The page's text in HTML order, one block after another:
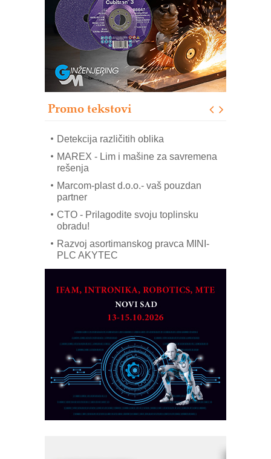
Promo tekstovi
RMQ-TITAN ADVANCED INDICATOR
– Pametna signalizacija za efikasnije
upravljanje mašinama
Sigurnije ispitivanje transformatora u
solarnim elektranama i vetroparkovima
Pranje točkova na gradilištu- standard
modernog i odgovornog građenja
ROSA i SCHUNK podižu proizvodnju
Detekcija različitih oblika
MAREX - Lim i mašine za savremena
rešenja
Marcom-plast d.o.o.- vaš pouzdan
partner
CTO - Prilagodite svoju toplinsku
obradu!
Razvoj asortimanskog pravca MINI-
PLC AKYTEC
dostupan u Srbiji
MOTOMAN – NEXT-Robotika vođena
veštačkom inteligencijom
I.SAFE MOBILE revolucioniše
industrijsku automatizaciju
pionirskimmobile operator PANEL-OM
Fleksibilno stezanje i brzo
podešavanje u proizvodnji prototipova
KIP KOP – napredna rešenja za
savremene industrijske i logističke
objekte